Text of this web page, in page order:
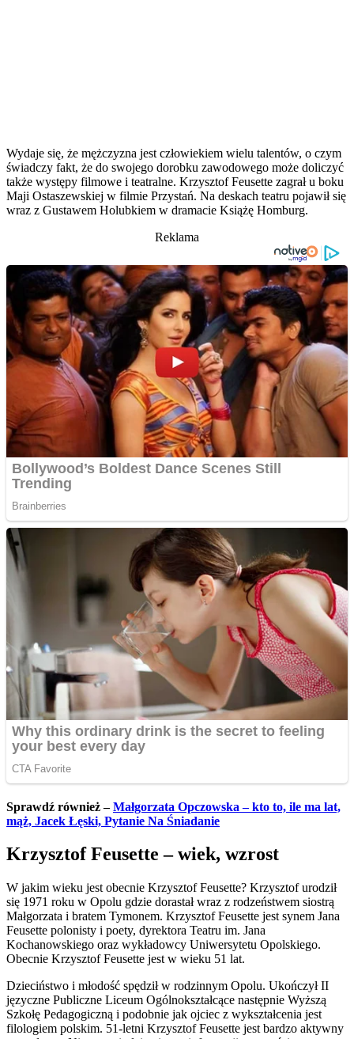
Wydaje się, że mężczyzna jest człowiekiem wielu talentów, o czym
świadczy fakt, że do swojego dorobku zawodowego może doliczyć
także występy filmowe i teatralne. Krzysztof Feusette zagrał u boku
Maji Ostaszewskiej w filmie Przystań. Na deskach teatru pojawił się
wraz z Gustawem Holubkiem w dramacie Książę Homburg.
Reklama
Sprawdź również –Małgorzata Opczowska – kto to, ile ma lat,
mąż, Jacek Łęski, Pytanie Na Śniadanie
Krzysztof Feusette – wiek, wzrost
W jakim wieku jest obecnie Krzysztof Feusette? Krzysztof urodził
się 1971 roku w Opolu gdzie dorastał wraz z rodzeństwem siostrą
Małgorzata i bratem Tymonem. Krzysztof Feusette jest synem Jana
Feusette polonisty i poety, dyrektora Teatru im. Jana
Kochanowskiego oraz wykładowcy Uniwersytetu Opolskiego.
Obecnie Krzysztof Feusette jest w wieku 51 lat.
Dzieciństwo i młodość spędził w rodzinnym Opolu. Ukończył II
języczne Publiczne Liceum Ogólnokształcące następnie Wyższą
Szkołę Pedagogiczną i podobnie jak ojciec z wykształcenia jest
filologiem polskim. 51-letni Krzysztof Feusette jest bardzo aktywny